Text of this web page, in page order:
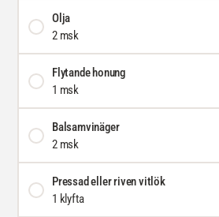
Olja
2 msk
Flytande honung
1 msk
Balsamvinäger
2 msk
Pressad eller riven vitlök
1 klyfta